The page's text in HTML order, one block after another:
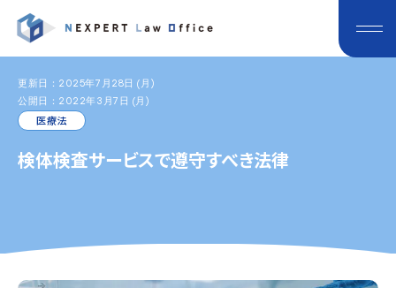
更新日：2025年7月28日 (月)
公開日：2022年3月7日 (月)
医療法
検体検査サービスで遵守すべき法律